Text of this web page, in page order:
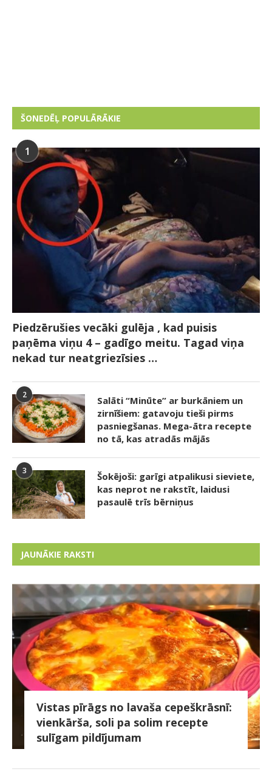
ŠONEDĒĻ POPULĀRĀKIE
1
Piedzērušies vecāki gulēja , kad puisis
paņēma viņu 4 – gadīgo meitu. Tagad viņa
nekad tur neatgriezīsies …
2
Salāti “Minūte” ar burkāniem un
zirnīšiem: gatavoju tieši pirms
pasniegšanas. Mega-ātra recepte
no tā, kas atradās mājās
3
Šokējoši: garīgi atpalikusi sieviete,
kas neprot ne rakstīt, laidusi
pasaulē trīs bērniņus
JAUNĀKIE RAKSTI
Vistas pīrāgs no lavaša cepeškrāsnī:
vienkārša, soli pa solim recepte
sulīgam pildījumam